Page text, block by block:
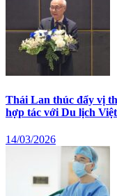
Thái Lan thúc đẩy vị
hợp tác với Du lịch
14/03/2026